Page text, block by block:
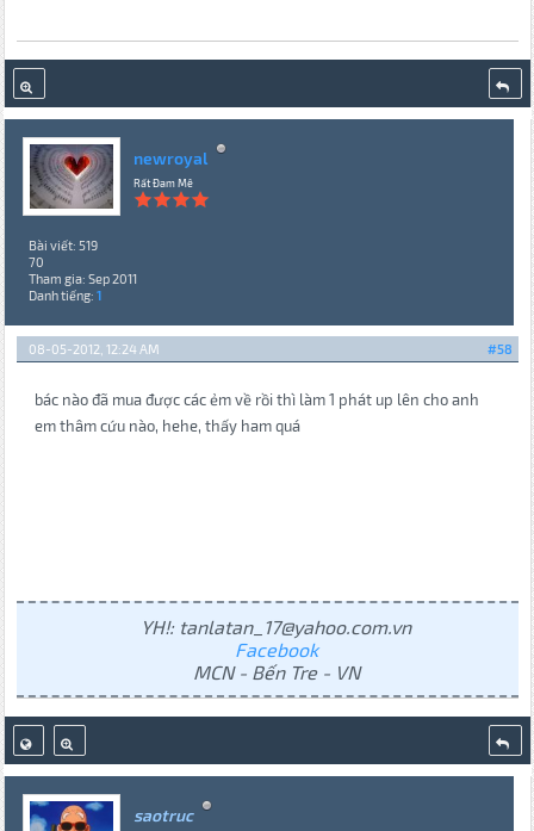
newroyal
Rất Đam Mê
Bài viết: 519
70
Tham gia: Sep 2011
Danh tiếng: 1
#58
08-05-2012, 12:24 AM
bác nào đã mua được các ẻm về rồi thì làm 1 phát up lên cho anh
em thâm cứu nào, hehe, thấy ham quá
YH!: tanlatan_17@yahoo.com.vn
Facebook
MCN - Bến Tre - VN
saotruc